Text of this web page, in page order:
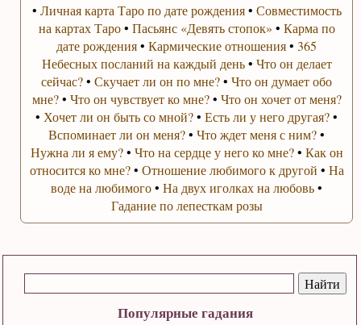
Популярные гадания
• Личная карта Таро по дате рождения• Совместимость
на картах Таро• Пасьянс «Девять стопок» • Карма по
дате рождения•Кармические отношения•365
Небесных посланий на каждый день• Что он делает
сейчас?•Скучает ли он по мне?•Что он думает обо
мне?• Что он чувствует ко мне?• Что он хочет от меня?
• Хочет ли он быть со мной?•Есть ли у него другая?•
Вспоминает ли он меня?•Что ждет меня с ним?•
Нужна ли я ему?• Что на сердце у него ко мне?• Как он
относится ко мне?• Отношение любимого к другой • На
воде на любимого•На двух иголках на любовь•
Гадание по лепесткам розы